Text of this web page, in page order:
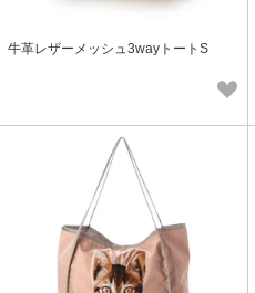
牛革レザーメッシュ3wayトートS